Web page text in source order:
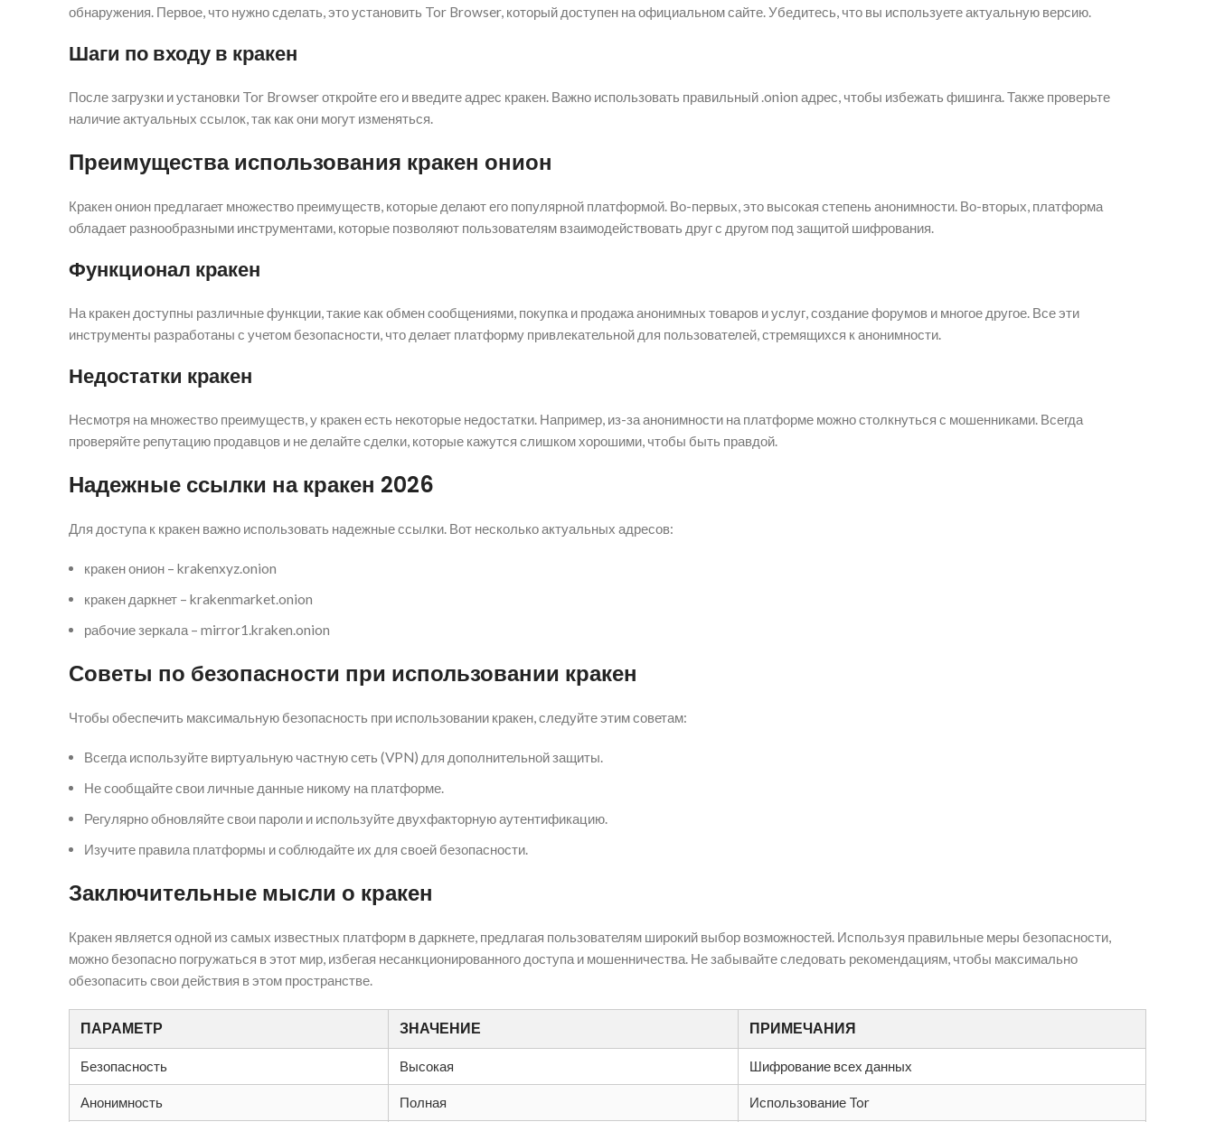
обнаружения. Первое, что нужно сделать, это установить Tor Browser, который доступен на официальном сайте. Убедитесь, что вы используете актуальную версию.
Шаги по входу в кракен
После загрузки и установки Tor Browser откройте его и введите адрес кракен. Важно использовать правильный .onion адрес, чтобы избежать фишинга. Также проверьте
наличие актуальных ссылок, так как они могут изменяться.
Преимущества использования кракен онион
Кракен онион предлагает множество преимуществ, которые делают его популярной платформой. Во-первых, это высокая степень анонимности. Во-вторых, платформа
обладает разнообразными инструментами, которые позволяют пользователям взаимодействовать друг с другом под защитой шифрования.
Функционал кракен
На кракен доступны различные функции, такие как обмен сообщениями, покупка и продажа анонимных товаров и услуг, создание форумов и многое другое. Все эти
инструменты разработаны с учетом безопасности, что делает платформу привлекательной для пользователей, стремящихся к анонимности.
Недостатки кракен
Несмотря на множество преимуществ, у кракен есть некоторые недостатки. Например, из-за анонимности на платформе можно столкнуться с мошенниками. Всегда
проверяйте репутацию продавцов и не делайте сделки, которые кажутся слишком хорошими, чтобы быть правдой.
Надежные ссылки на кракен 2026
Для доступа к кракен важно использовать надежные ссылки. Вот несколько актуальных адресов:
кракен онион – krakenxyz.onion
кракен даркнет – krakenmarket.onion
рабочие зеркала – mirror1.kraken.onion
Советы по безопасности при использовании кракен
Чтобы обеспечить максимальную безопасность при использовании кракен, следуйте этим советам:
Всегда используйте виртуальную частную сеть (VPN) для дополнительной защиты.
Не сообщайте свои личные данные никому на платформе.
Регулярно обновляйте свои пароли и используйте двухфакторную аутентификацию.
Изучите правила платформы и соблюдайте их для своей безопасности.
Заключительные мысли о кракен
Кракен является одной из самых известных платформ в даркнете, предлагая пользователям широкий выбор возможностей. Используя правильные меры безопасности,
можно безопасно погружаться в этот мир, избегая несанкционированного доступа и мошенничества. Не забывайте следовать рекомендациям, чтобы максимально
обезопасить свои действия в этом пространстве.
ПАРАМЕТР ЗНАЧЕНИЕ ПРИМЕЧАНИЯ
Безопасность Высокая Шифрование всех данных
Анонимность Полная Использование Tor